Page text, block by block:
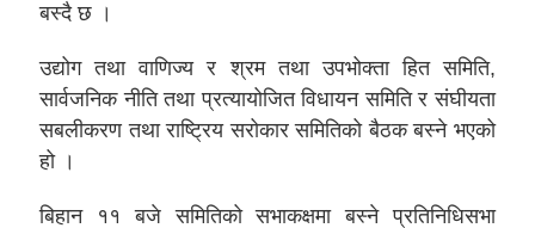
बस्दै छ ।
उद्योग तथा वाणिज्य र श्रम तथा उपभोक्ता हित समिति,
सार्वजनिक नीति तथा प्रत्यायोजित विधायन समिति र संघीयता
सबलीकरण तथा राष्ट्रिय सरोकार समितिको बैठक बस्ने भएको
हो ।
बिहान ११ बजे समितिको सभाकक्षमा बस्ने प्रतिनिधिसभा